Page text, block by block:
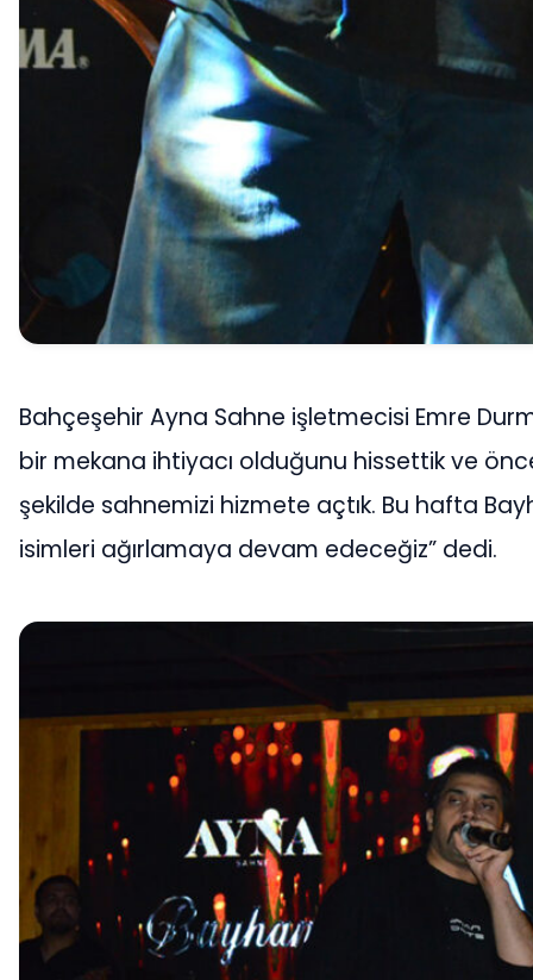
Bahçeşehir Ayna Sahne işletmecisi Emre
bir mekana ihtiyacı olduğunu hissettik ve
şekilde sahnemizi hizmete açtık. Bu hafta
isimleri ağırlamaya devam edeceğiz” dedi.